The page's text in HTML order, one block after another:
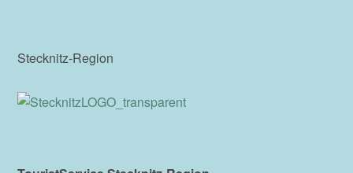
Stecknitz-Region